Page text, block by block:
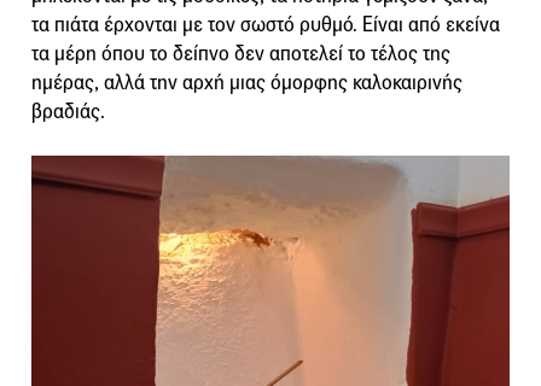
τα πιάτα έρχονται με τον σωστό ρυθμό. Είναι από εκείνα
τα μέρη όπου το δείπνο δεν αποτελεί το τέλος της
ημέρας, αλλά την αρχή μιας όμορφης καλοκαιρινής
βραδιάς.